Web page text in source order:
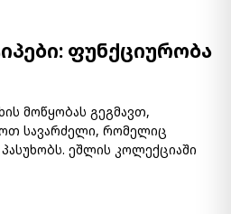
ფუნქციურობა
მოწყობას გეგმავთ,
სავარძელი, რომელიც
ეშლის კოლექციაში